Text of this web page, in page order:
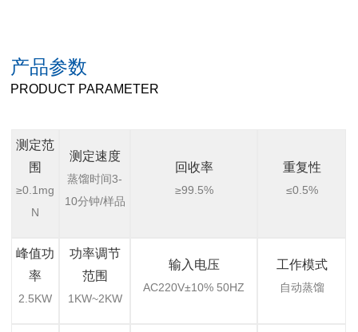
产品参数
PRODUCT PARAMETER
测定范
围
≥0.1mg
N
测定速度
蒸馏时间3-
10分钟/样品
回收率
≥99.5%
重复性
≤0.5%
峰值功
率
2.5KW
功率调节
范围
1KW~2KW
输入电压
AC220V±10% 50HZ
工作模式
自动蒸馏